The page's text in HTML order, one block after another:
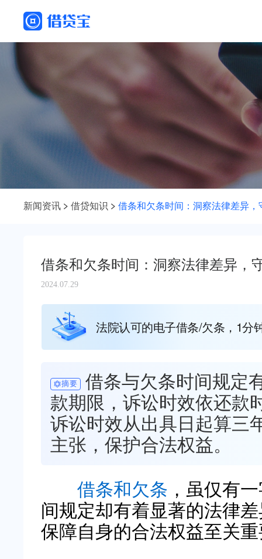
新闻资讯 借贷知识 借条和欠条时间：洞察法律差异，
借条和欠条时间：洞察法律差异，
2024.07.29
法院认可的电子借条/欠条，1分
摘要
借条与欠条时间规定
款期限，诉讼时效依还款
诉讼时效从出具日起算三
主张，保护合法权益。
借条和欠条 ，虽仅有
间规定却有着显著的法律
保障自身的合法权益至关